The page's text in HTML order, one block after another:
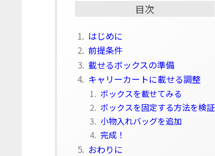
目次
1. はじめに
2. 前提条件
3. 載せるボックスの準備
4. キャリーカートに載せる調整
1. ボックスを載せてみる
2. ボックスを固定する方法を検証
3. 小物入れバッグを追加
4. 完成！
5. おわりに